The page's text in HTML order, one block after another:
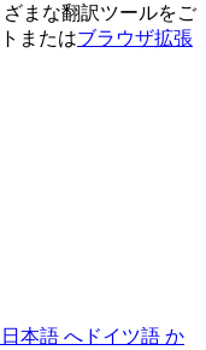
まな翻訳ツールをご
またはブラウザ拡張
本語 へ ドイツ語 か